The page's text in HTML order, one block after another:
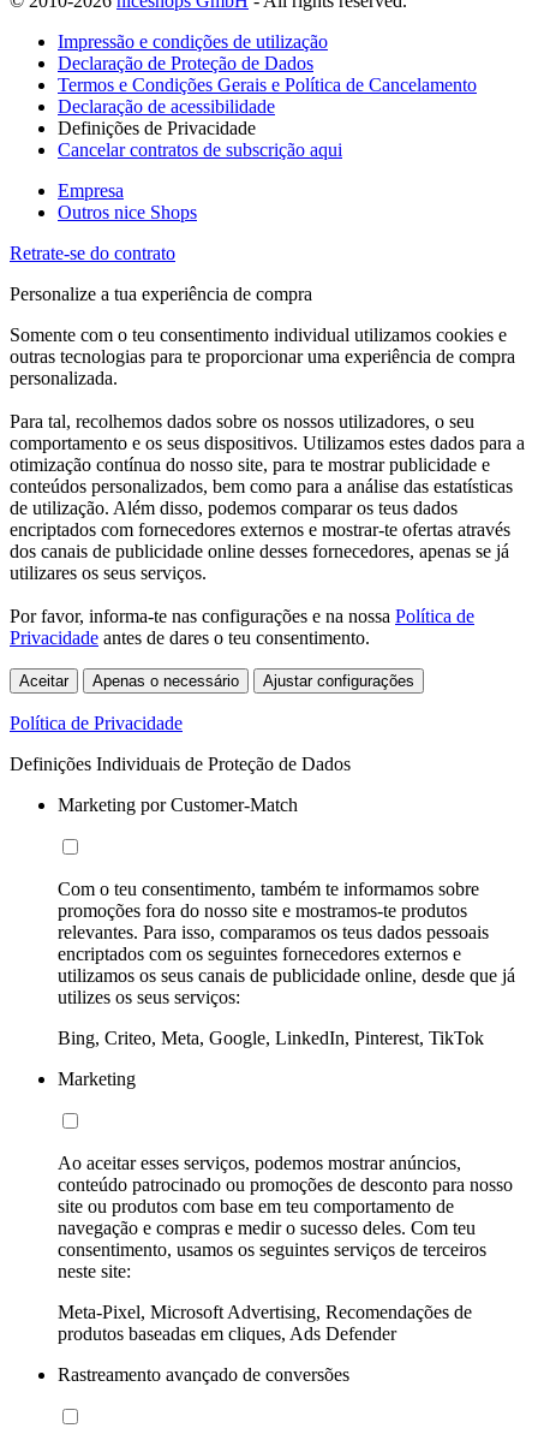
Impressão e condições de utilização
Declaração de Proteção de Dados
Termos e Condições Gerais e Política de Cancelamento
Declaração de acessibilidade
Definições de Privacidade
Cancelar contratos de subscrição aqui
Empresa
Outros nice Shops
Retrate-se do contrato
Personalize a tua experiência de compra
Somente com o teu consentimento individual utilizamos cookies e
outras tecnologias para te proporcionar uma experiência de compra
personalizada.
Para tal, recolhemos dados sobre os nossos utilizadores, o seu
comportamento e os seus dispositivos. Utilizamos estes dados para a
otimização contínua do nosso site, para te mostrar publicidade e
conteúdos personalizados, bem como para a análise das estatísticas
de utilização. Além disso, podemos comparar os teus dados
encriptados com fornecedores externos e mostrar-te ofertas através
dos canais de publicidade online desses fornecedores, apenas se já
utilizares os seus serviços.
Por favor, informa-te nas configurações e na nossa Política de
Privacidade antes de dares o teu consentimento.
Aceitar Apenas o necessário Ajustar configurações
Política de Privacidade
Definições Individuais de Proteção de Dados
Marketing por Customer-Match
Com o teu consentimento, também te informamos sobre
promoções fora do nosso site e mostramos-te produtos
relevantes. Para isso, comparamos os teus dados pessoais
encriptados com os seguintes fornecedores externos e
utilizamos os seus canais de publicidade online, desde que já
utilizes os seus serviços:
Bing, Criteo, Meta, Google, LinkedIn, Pinterest, TikTok
Marketing
Ao aceitar esses serviços, podemos mostrar anúncios,
conteúdo patrocinado ou promoções de desconto para nosso
site ou produtos com base em teu comportamento de
navegação e compras e medir o sucesso deles. Com teu
consentimento, usamos os seguintes serviços de terceiros
neste site:
Meta-Pixel, Microsoft Advertising, Recomendações de
produtos baseadas em cliques, Ads Defender
Rastreamento avançado de conversões